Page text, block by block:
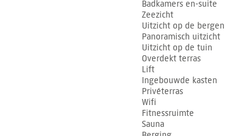
Badkamers en-suite
Zeezicht
Uitzicht op de bergen
Panoramisch uitzicht
Uitzicht op de tuin
Overdekt terras
Lift
Ingebouwde kasten
Privéterras
Wifi
Fitnessruimte
Sauna